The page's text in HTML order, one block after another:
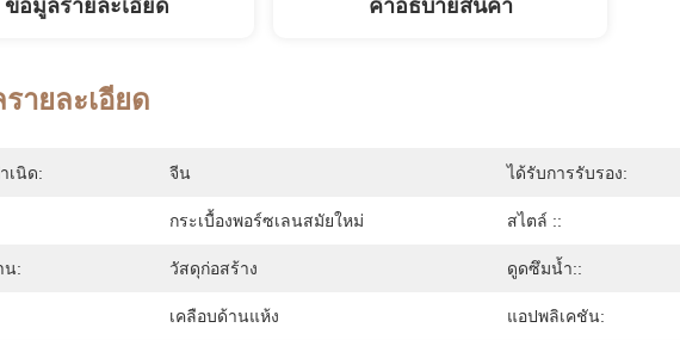
ข้อมูลรายละเอียด คําอธิบายสินค้า
ายละเอียด
เนิด: จีน ได้รับการรับรอง:
กระเบื้องพอร์ซเลนสมัยใหม่ สไตล์ ::
น: วัสดุก่อสร้าง ดูดซึมน้ำ::
เคลือบด้านแห้ง แอปพลิเคชัน: